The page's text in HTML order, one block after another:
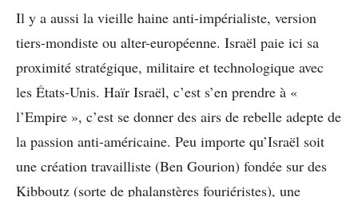
Il y a aussi la vieille haine anti-impérialiste, version
tiers-mondiste ou alter-européenne. Israël paie ici sa
proximité stratégique, militaire et technologique avec
les États-Unis. Haïr Israël, c’est s’en prendre à «
l’Empire », c’est se donner des airs de rebelle adepte de
la passion anti-américaine. Peu importe qu’Israël soit
une création travailliste (Ben Gourion) fondée sur des
Kibboutz (sorte de phalanstères fouriéristes), une